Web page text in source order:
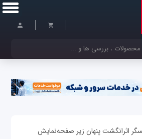
کنید
اثرانگشت پنهان زیر صفحه‌نمایش